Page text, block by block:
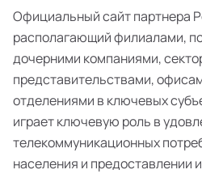
Официальный сайт партнера
располагающий филиалами,
дочерними компаниями,
представительствами,
отделениями в ключевых
играет ключевую роль в
телекоммуникационных
населения и предоставлении